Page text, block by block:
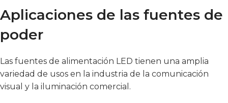
Aplicaciones de las fuentes de
poder
Las fuentes de alimentación LED tienen una amplia
variedad de usos en la industria de la comunicación
visual y la iluminación comercial.